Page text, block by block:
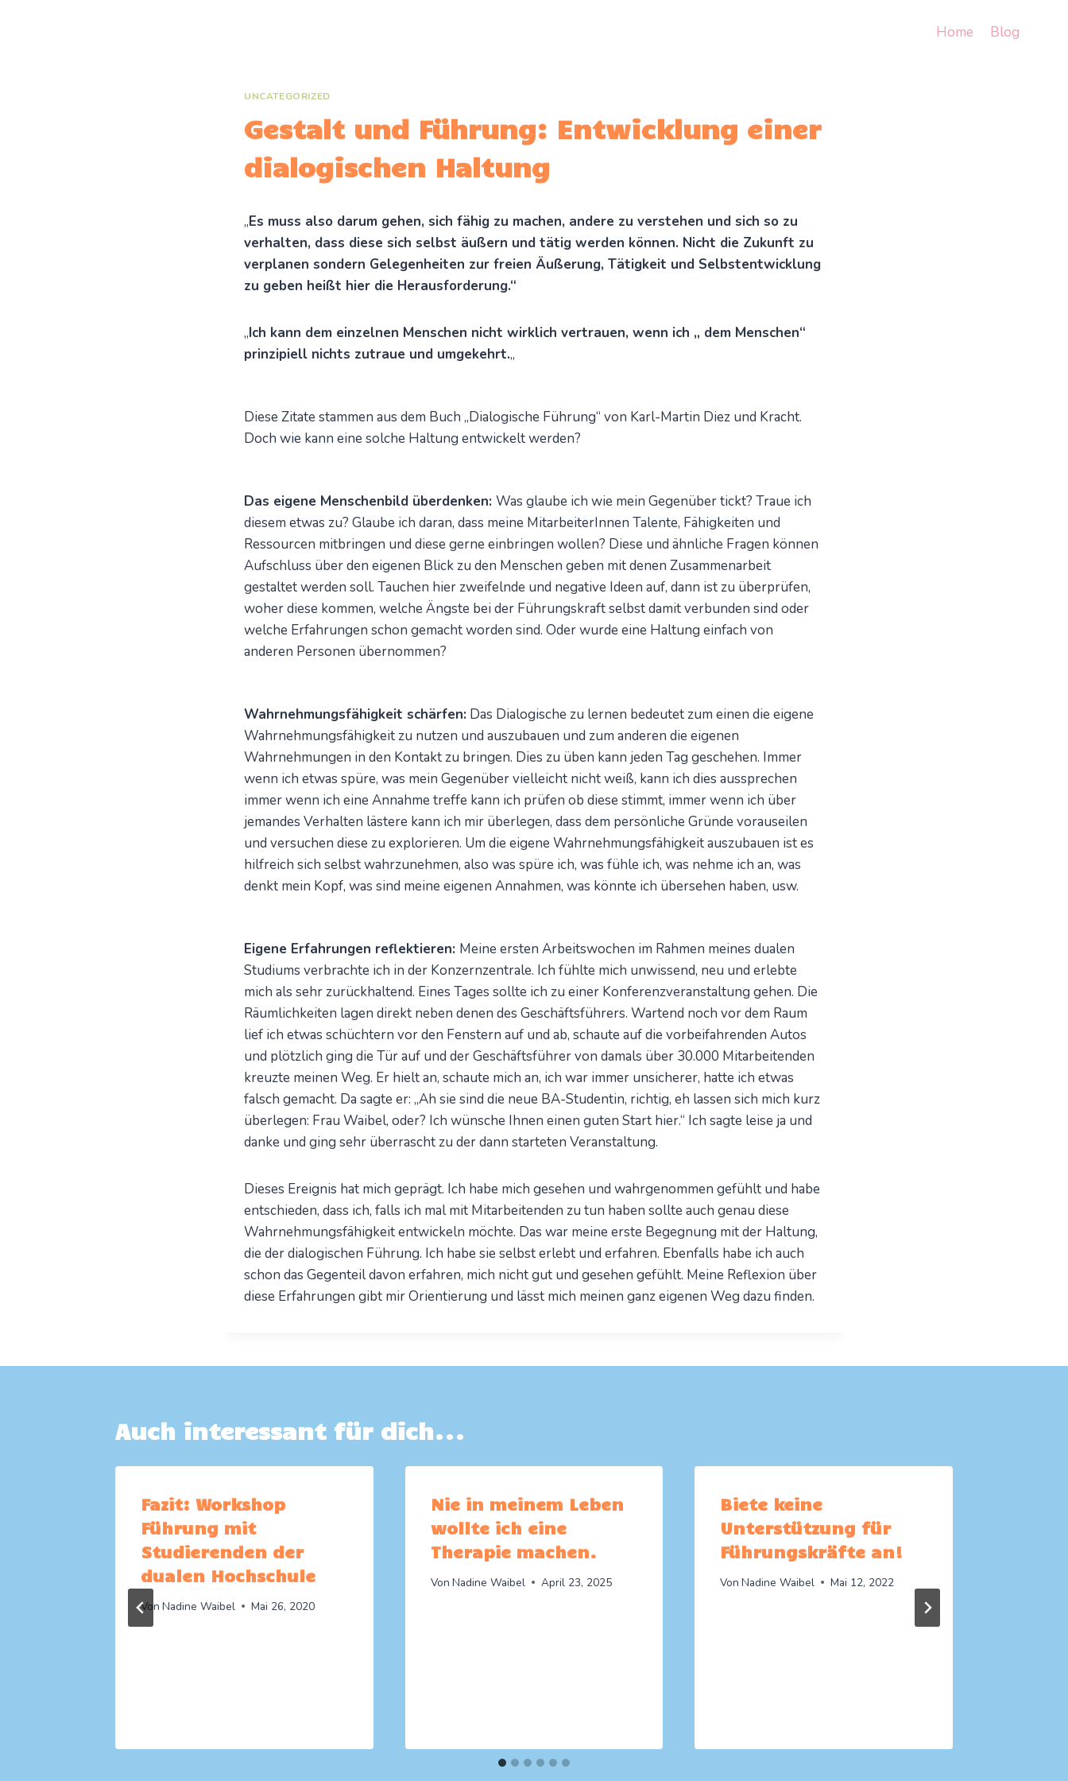
Home Blog
UNCATEGORIZED
Gestalt und Führung: Entwicklung einer
dialogischen Haltung
„Es muss also darum gehen, sich fähig zu machen, andere zu verstehen und sich so zu
verhalten, dass diese sich selbst äußern und tätig werden können. Nicht die Zukunft zu
verplanen sondern Gelegenheiten zur freien Äußerung, Tätigkeit und Selbstentwicklung
zu geben heißt hier die Herausforderung.“
„Ich kann dem einzelnen Menschen nicht wirklich vertrauen, wenn ich „ dem Menschen“
prinzipiell nichts zutraue und umgekehrt.„
Diese Zitate stammen aus dem Buch „Dialogische Führung“ von Karl-Martin Diez und Kracht.
Doch wie kann eine solche Haltung entwickelt werden?
Das eigene Menschenbild überdenken: Was glaube ich wie mein Gegenüber tickt? Traue ich
diesem etwas zu? Glaube ich daran, dass meine MitarbeiterInnen Talente, Fähigkeiten und
Ressourcen mitbringen und diese gerne einbringen wollen? Diese und ähnliche Fragen können
Aufschluss über den eigenen Blick zu den Menschen geben mit denen Zusammenarbeit
gestaltet werden soll. Tauchen hier zweifelnde und negative Ideen auf, dann ist zu überprüfen,
woher diese kommen, welche Ängste bei der Führungskraft selbst damit verbunden sind oder
welche Erfahrungen schon gemacht worden sind. Oder wurde eine Haltung einfach von
anderen Personen übernommen?
Wahrnehmungsfähigkeit schärfen: Das Dialogische zu lernen bedeutet zum einen die eigene
Wahrnehmungsfähigkeit zu nutzen und auszubauen und zum anderen die eigenen
Wahrnehmungen in den Kontakt zu bringen. Dies zu üben kann jeden Tag geschehen. Immer
wenn ich etwas spüre, was mein Gegenüber vielleicht nicht weiß, kann ich dies aussprechen
immer wenn ich eine Annahme treffe kann ich prüfen ob diese stimmt, immer wenn ich über
jemandes Verhalten lästere kann ich mir überlegen, dass dem persönliche Gründe vorauseilen
und versuchen diese zu explorieren. Um die eigene Wahrnehmungsfähigkeit auszubauen ist es
hilfreich sich selbst wahrzunehmen, also was spüre ich, was fühle ich, was nehme ich an, was
denkt mein Kopf, was sind meine eigenen Annahmen, was könnte ich übersehen haben, usw.
Eigene Erfahrungen reflektieren: Meine ersten Arbeitswochen im Rahmen meines dualen
Studiums verbrachte ich in der Konzernzentrale. Ich fühlte mich unwissend, neu und erlebte
mich als sehr zurückhaltend. Eines Tages sollte ich zu einer Konferenzveranstaltung gehen. Die
Räumlichkeiten lagen direkt neben denen des Geschäftsführers. Wartend noch vor dem Raum
lief ich etwas schüchtern vor den Fenstern auf und ab, schaute auf die vorbeifahrenden Autos
und plötzlich ging die Tür auf und der Geschäftsführer von damals über 30.000 Mitarbeitenden
kreuzte meinen Weg. Er hielt an, schaute mich an, ich war immer unsicherer, hatte ich etwas
falsch gemacht. Da sagte er: „Ah sie sind die neue BA-Studentin, richtig, eh lassen sich mich kurz
überlegen: Frau Waibel, oder? Ich wünsche Ihnen einen guten Start hier.“ Ich sagte leise ja und
danke und ging sehr überrascht zu der dann starteten Veranstaltung.
Dieses Ereignis hat mich geprägt. Ich habe mich gesehen und wahrgenommen gefühlt und habe
entschieden, dass ich, falls ich mal mit Mitarbeitenden zu tun haben sollte auch genau diese
Wahrnehmungsfähigkeit entwickeln möchte. Das war meine erste Begegnung mit der Haltung,
die der dialogischen Führung. Ich habe sie selbst erlebt und erfahren. Ebenfalls habe ich auch
schon das Gegenteil davon erfahren, mich nicht gut und gesehen gefühlt. Meine Reflexion über
diese Erfahrungen gibt mir Orientierung und lässt mich meinen ganz eigenen Weg dazu finden.
Auch interessant für dich...
Fazit: Workshop
Führung mit
Studierenden der
dualen Hochschule
Von Nadine Waibel Mai 26, 2020
Nie in meinem Leben
wollte ich eine
Therapie machen.
Von Nadine Waibel April 23, 2025
Biete keine
Unterstützung für
Führungskräfte an!
Von Nadine Waibel Mai 12, 2022